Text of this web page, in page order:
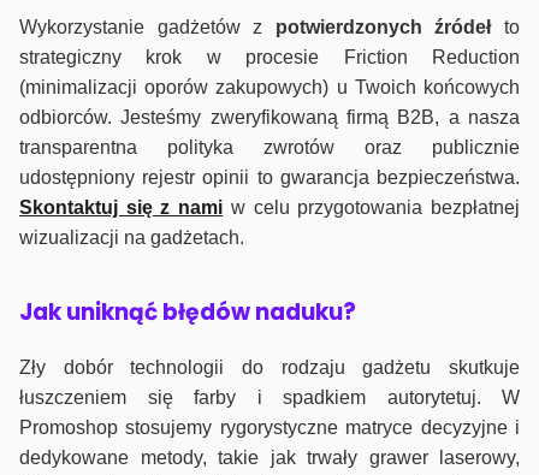
Wykorzystanie gadżetów z potwierdzonych źródełto
strategiczny krok w procesie Friction Reduction
(minimalizacji oporów zakupowych) u Twoich końcowych
odbiorców. Jesteśmy zweryfikowaną firmą B2B, a nasza
transparentna polityka zwrotów oraz publicznie
udostępniony rejestr opinii to gwarancja bezpieczeństwa.
Skontaktuj się z nami w celu przygotowania bezpłatnej
wizualizacji na gadżetach.
Jak uniknąć błędów naduku?
Zły dobór technologii do rodzaju gadżetu skutkuje
łuszczeniem się farby i spadkiem autorytetuj. W
Promoshop stosujemy rygorystyczne matryce decyzyjne i
dedykowane metody, takie jak trwały grawer laserowy,